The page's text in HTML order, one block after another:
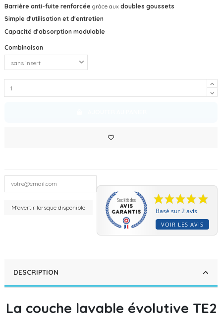
Barrière anti-fuite renforcée grâce aux doubles goussets
Simple d'utilisation et d'entretien
Capacité d'absorption modulable
Combinaison
Basé sur 2 avis
VOIR LES AVIS
DESCRIPTION
La couche lavable évolutive TE2